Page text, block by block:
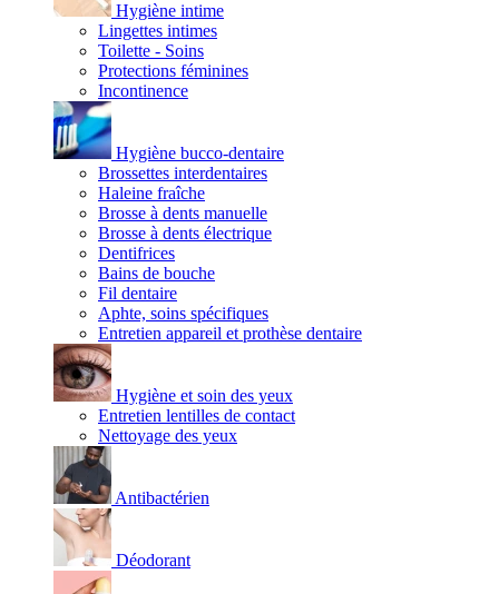
Hygiène intime
Lingettes intimes
Toilette - Soins
Protections féminines
Incontinence
Hygiène bucco-dentaire
Brossettes interdentaires
Haleine fraîche
Brosse à dents manuelle
Brosse à dents électrique
Dentifrices
Bains de bouche
Fil dentaire
Aphte, soins spécifiques
Entretien appareil et prothèse dentaire
Hygiène et soin des yeux
Entretien lentilles de contact
Nettoyage des yeux
Antibactérien
Déodorant